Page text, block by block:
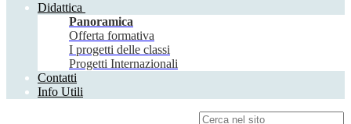
Didattica
Panoramica
Offerta formativa
I progetti delle classi
Progetti Internazionali
Contatti
Info Utili